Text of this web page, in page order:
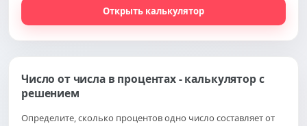
Открыть калькулятор
Число от числа в процентах - калькулятор с
решением
Определите, сколько процентов одно число составляет от